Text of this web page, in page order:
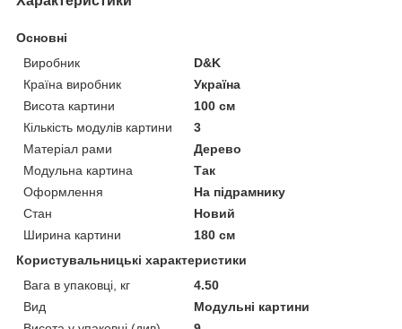
Основні
Виробник
D&K
Країна виробник
Україна
Висота картини
100 см
Кількість модулів картини
3
Матеріал рами
Дерево
Модульна картина
Так
Оформлення
На підрамнику
Стан
Новий
Ширина картини
180 см
Користувальницькі характеристики
Вага в упаковці, кг
4.50
Вид
Модульні картини